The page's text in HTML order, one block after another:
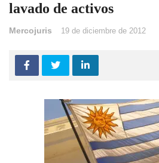
lavado de activos
Mercojuris 19 de diciembre de 2012